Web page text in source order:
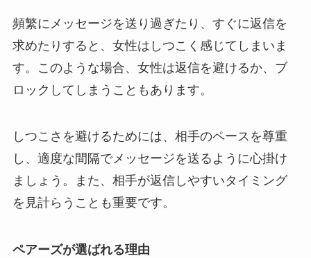
頻繁にメッセージを送り過ぎたり、すぐに返信を
求めたりすると、女性はしつこく感じてしまいま
す。このような場合、女性は返信を避けるか、ブ
ロックしてしまうこともあります。
しつこさを避けるためには、相手のペースを尊重
し、適度な間隔でメッセージを送るように心掛け
ましょう。また、相手が返信しやすいタイミング
を見計らうことも重要です。
ペアーズが選ばれる理由